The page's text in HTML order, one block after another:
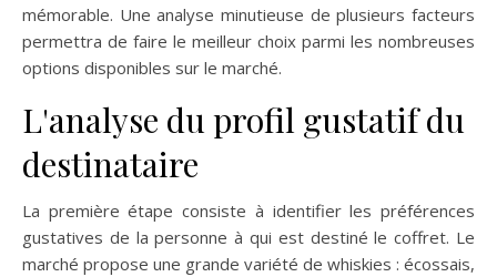
mémorable. Une analyse minutieuse de plusieurs facteurs
permettra de faire le meilleur choix parmi les nombreuses
options disponibles sur le marché.
L'analyse du profil gustatif du
destinataire
La première étape consiste à identifier les préférences
gustatives de la personne à qui est destiné le coffret. Le
marché propose une grande variété de whiskies : écossais,